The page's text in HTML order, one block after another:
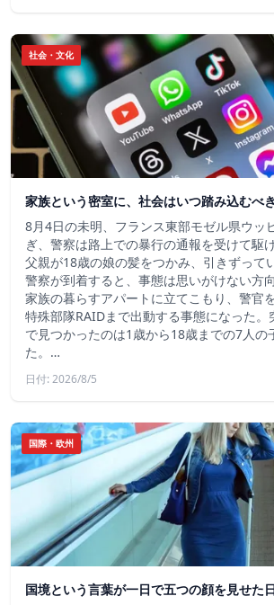
社会・文化
家族という密室に、社会はいつ踏み込むべ
8月4日の未明、フランス東部モゼル県ウッ
ぎ、警察は路上での暴行の通報を受けて駆
父親が18歳の娘の髪をつかみ、引きずって
警察が到着すると、事態は思いがけない方
家族の暮らすアパートに立てこもり、警官
特殊部隊RAIDまで出動する事態になった。
で見つかったのは1歳から18歳までの7人の
た。…
日付: 2026/8/5
国際・欧州
国境という言葉が一日で五つの顔を見せた日